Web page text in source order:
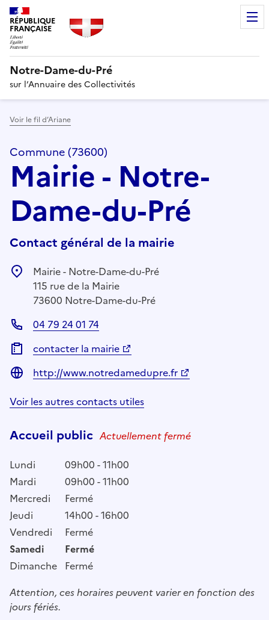
RÉPUBLIQUE
FRANÇAISE
Notre-Dame-du-Pré
sur l’Annuaire des Collectivités
Voir le fil d’Ariane
Commune (73600)
Mairie - Notre-
Dame-du-Pré
Contact général de la mairie
Mairie - Notre-Dame-du-Pré
115 rue de la Mairie
73600 Notre-Dame-du-Pré
04 79 24 01 74
contacter la mairie
http://www.notredamedupre.fr
Voir les autres contacts utiles
Accueil public Actuellement fermé
Lundi
09h00 - 11h00
Mardi
09h00 - 11h00
Mercredi
Fermé
Jeudi
14h00 - 16h00
Vendredi
Fermé
Samedi
Fermé
Dimanche Fermé
Attention, ces horaires peuvent varier en fonction des
jours fériés.